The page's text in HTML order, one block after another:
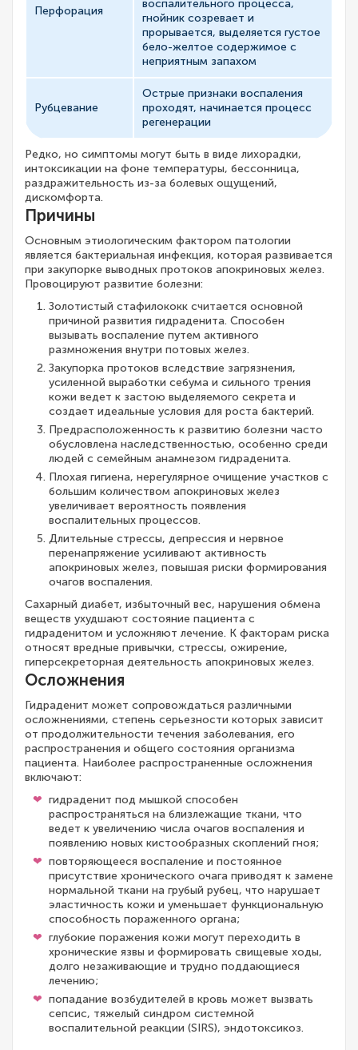
Перфорация
воспалительного процесса,
гнойник созревает и
прорывается, выделяется густое
бело-желтое содержимое с
неприятным запахом
Рубцевание
Острые признаки воспаления
проходят, начинается процесс
регенерации
Редко, но симптомы могут быть в виде лихорадки,
интоксикации на фоне температуры, бессонница,
раздражительность из-за болевых ощущений,
дискомфорта.
Причины
Основным этиологическим фактором патологии
является бактериальная инфекция, которая развивается
при закупорке выводных протоков апокриновых желез.
Провоцируют развитие болезни:
Золотистый стафилококк считается основной
причиной развития гидраденита. Способен
вызывать воспаление путем активного
размножения внутри потовых желез.
Закупорка протоков вследствие загрязнения,
усиленной выработки себума и сильного трения
кожи ведет к застою выделяемого секрета и
создает идеальные условия для роста бактерий.
Предрасположенность к развитию болезни часто
обусловлена наследственностью, особенно среди
людей с семейным анамнезом гидраденита.
Плохая гигиена, нерегулярное очищение участков с
большим количеством апокриновых желез
увеличивает вероятность появления
воспалительных процессов.
Длительные стрессы, депрессия и нервное
перенапряжение усиливают активность
апокриновых желез, повышая риски формирования
очагов воспаления.
Сахарный диабет, избыточный вес, нарушения обмена
веществ ухудшают состояние пациента с
гидраденитом и усложняют лечение. К факторам риска
относят вредные привычки, стрессы, ожирение,
гиперсекреторная деятельность апокриновых желез.
Осложнения
Гидраденит может сопровождаться различными
осложнениями, степень серьезности которых зависит
от продолжительности течения заболевания, его
распространения и общего состояния организма
пациента. Наиболее распространенные осложнения
включают:
гидраденит под мышкой способен
распространяться на близлежащие ткани, что
ведет к увеличению числа очагов воспаления и
появлению новых кистообразных скоплений гноя;
повторяющееся воспаление и постоянное
присутствие хронического очага приводят к замене
нормальной ткани на грубый рубец, что нарушает
эластичность кожи и уменьшает функциональную
способность пораженного органа;
глубокие поражения кожи могут переходить в
хронические язвы и формировать свищевые ходы,
долго незаживающие и трудно поддающиеся
лечению;
попадание возбудителей в кровь может вызвать
сепсис, тяжелый синдром системной
воспалительной реакции (SIRS), эндотоксикоз.